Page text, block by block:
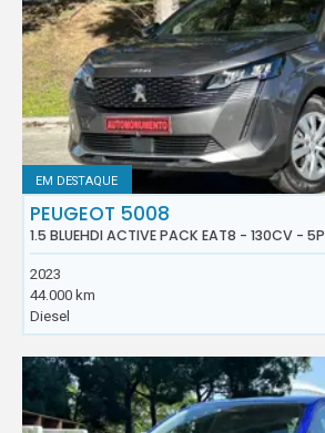
EM DESTAQUE
PEUGEOT 5008
1.5 BLUEHDI ACTIVE PACK EAT8 - 130CV - 5P
2023
44.000 km
Diesel